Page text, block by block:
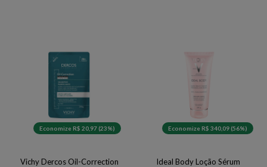
Economize R$ 20,97 (23%)
Vichy Dercos Oil-Correction
Economize R$ 340,09 (56%)
Ideal Body Loção Sérum